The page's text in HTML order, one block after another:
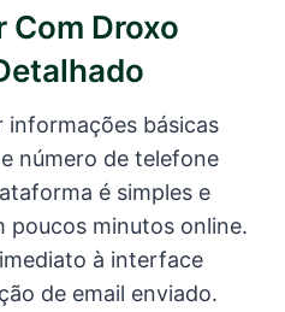
Com Droxo
informações básicas
número de telefone
é simples e
poucos minutos online.
à interface
de email enviado.